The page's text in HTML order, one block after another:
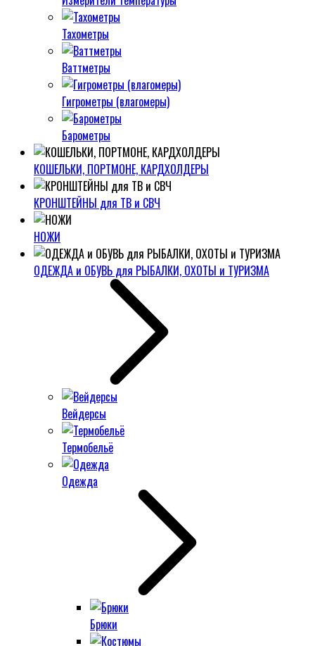
Тахометры
Ваттметры
Гигрометры (влагомеры)
Барометры
КОШЕЛЬКИ, ПОРТМОНЕ, КАРДХОЛДЕРЫ
КРОНШТЕЙНЫ для ТВ и СВЧ
НОЖИ
ОДЕЖДА и ОБУВЬ для РЫБАЛКИ, ОХОТЫ и ТУРИЗМА
Вейдерсы
Термобельё
Одежда
Брюки